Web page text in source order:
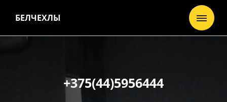
БЕЛЧЕХЛЫ
+375(44)5956444